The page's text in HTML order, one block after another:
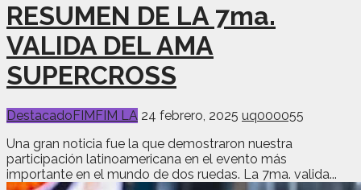
RESUMEN DE LA 7ma.
VALIDA DEL AMA
SUPERCROSS
DestacadoFIMFIM LA 24 febrero, 2025 uq000055
Una gran noticia fue la que demostraron nuestra
participación latinoamericana en el evento más
importante en el mundo de dos ruedas. La 7ma. valida...